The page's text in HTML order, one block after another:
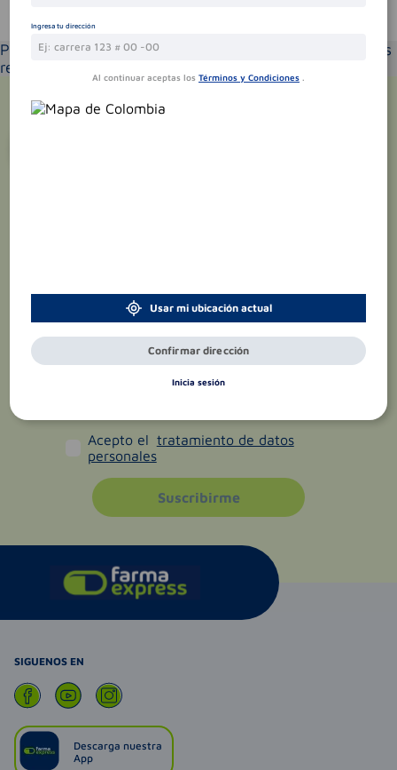
Por favor selecciona tu ubicación y verás los productos
recomendados según la cobertura de entrega
Acepto el tratamiento de datos
personales
Suscribirme
SIGUENOS EN
Descarga nuestra
App
Ingresa tu dirección
Al continuar aceptas los Términos y Condiciones .
Usar mi ubicación actual
Confirmar dirección
Inicia sesión